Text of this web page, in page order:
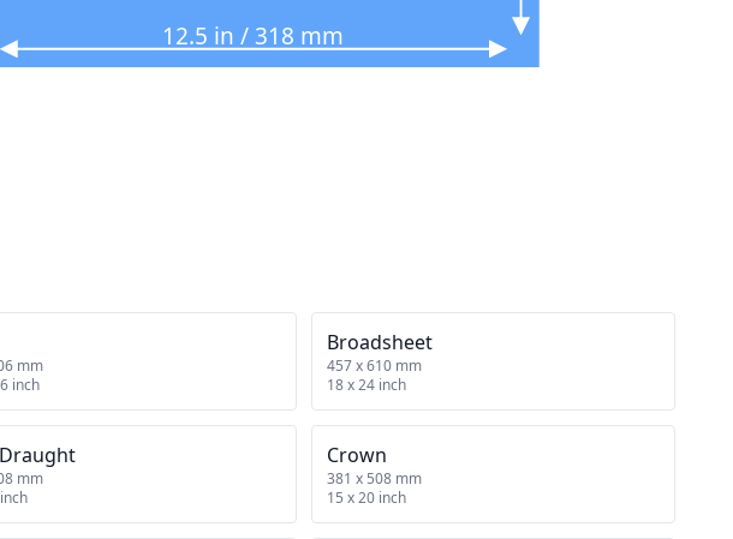
12.5 in / 318 mm
mm
inch
Broadsheet
457 x 610 mm
18 x 24 inch
mm
Crown
381 x 508 mm
15 x 20 inch